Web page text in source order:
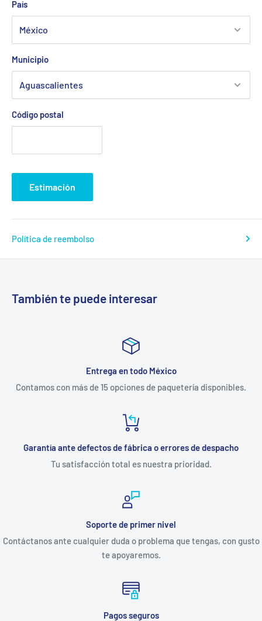
País
Municipio
Código postal
Estimación
Política de reembolso
También te puede interesar
Entrega en todo México
Contamos con más de 15 opciones de paquetería disponibles.
Garantía ante defectos de fábrica o errores de despacho
Tu satisfacción total es nuestra prioridad.
Soporte de primer nivel
Contáctanos ante cualquier duda o problema que tengas, con gusto
te apoyaremos.
Pagos seguros